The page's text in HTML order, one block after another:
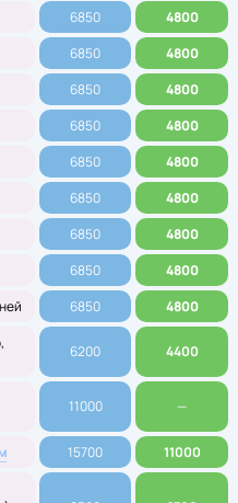
6850
4800
6850
4800
6850
4800
6850
4800
6850
4800
6850
4800
6850
4800
6850
4800
6850
4800
6200 4400
11000 —
15700
11000